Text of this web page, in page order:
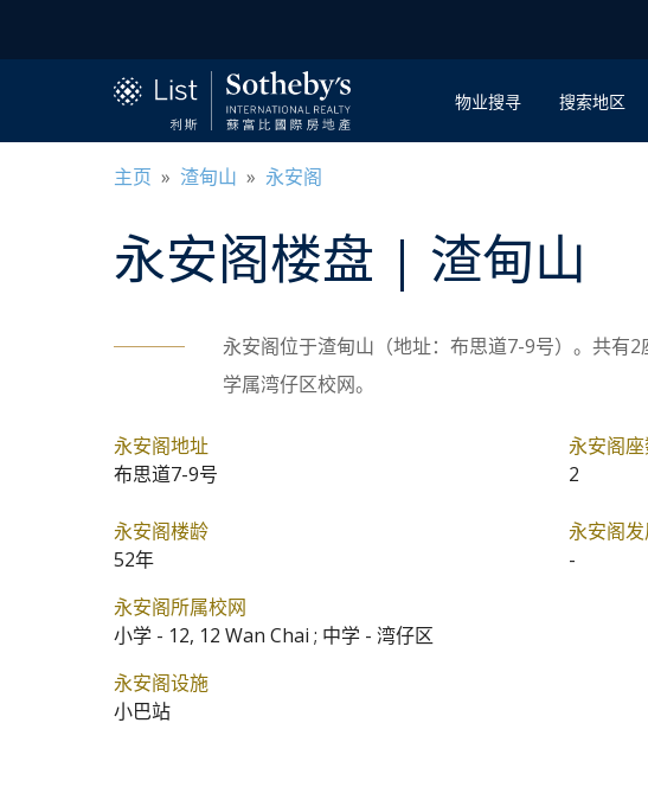
物业搜寻 搜索地区
主页 » 渣甸山 » 永安阁
永安阁楼盘 | 渣甸山
永安阁位于渣甸山（地址：布思道7-9号）。共有
学属湾仔区校网。
永安阁地址
布思道7-9号
永安阁
2
永安阁楼龄
52年
永安阁
-
永安阁所属校网
小学 - 12, 12 Wan Chai ; 中学 - 湾仔区
永安阁设施
小巴站